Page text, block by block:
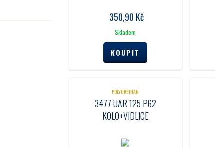
350,90 Kč
Skladem
POLYURETHAN
3477 UAR 125 P62
KOLO+VIDLICE